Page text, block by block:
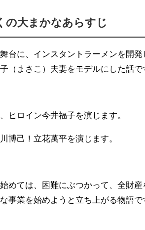
の大まかなあらすじ
台に、インスタントラーメンを開
（まさこ）夫妻をモデルにした話で
ヒロイン今井福子を演じます。
博己！立花萬平を演じます。
めては、困難にぶつかって、全財
事業を始めようと立ち上がる物語で